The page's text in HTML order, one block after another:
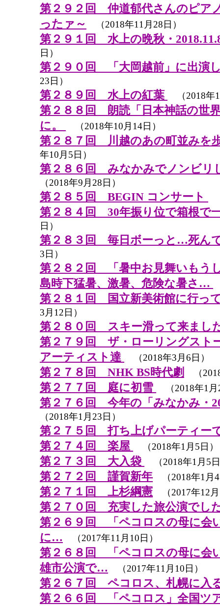
第２９２回 仲道郁代さんのピア
ったァ～
（2018年11月28日）
第２９１回 水上の晩秋・
日）
第２９０回 「大岡越前」に出演
23日）
第２８９回 水上の紅葉 （2018年
第２８８回 朗読「日本神話の世
に。
（2018年10月14日）
第２８７回 川越のあの町並みを
年10月5日）
第２８６回 みなかみでノンビリ
（2018年9月28日）
第２８５回 BEGIN コンサート
第２８４回 30年振り位で箱根で
日）
第２８３回 毎日ボーっと…死ん
3日）
第２８２回 「暑中お見舞いもう
島時下猛暑、激暑、危険な暑さ…
第２８１回 国立新美術館に行っ
3月12日）
第２８０回 スキー滑って来まし
第２７９回 ザ・ローリングスト
アーティスト達
（2018年3月6日）
第２７８回 NHK BS時代劇 （
第２７７回 庭に初雪 （2018年1月
第２７６回 今年の「みなかみ・
（2018年1月23日）
第２７５回 打ち上げパーティー
第２７４回 楽屋
（2018年1月5日）
第２７３回 大入袋 （2018年1月5
第２７２回 謹賀新年 （2018年1月
第２７１回 上杉綱憲 （2017年12
第２７０回 充実した旅公演でし
第２６９回 「ペコロスの母に会
に… （2017年11月10日）
第２６８回 「ペコロスの母に会
雄市公演で… （2017年11月10日）
第２６７回 ペコロス、札幌に入
第２６６回 「ペコロス」全国ツ